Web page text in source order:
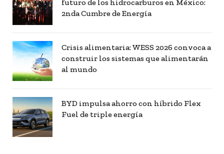
futuro de los hidrocarburos en México:
2nda Cumbre de Energía
Crisis alimentaria: WESS 2026 convoca a
construir los sistemas que alimentarán
al mundo
BYD impulsa ahorro con híbrido Flex
Fuel de triple energía